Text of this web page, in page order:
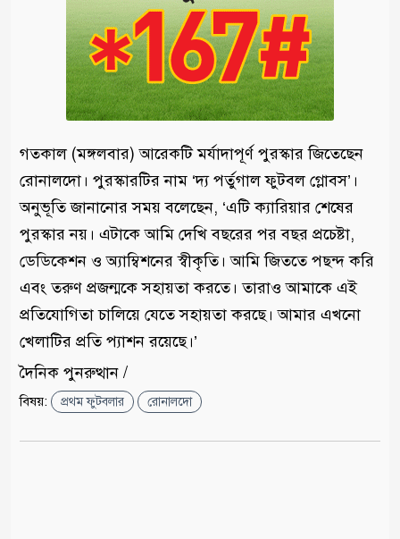
গতকাল (মঙ্গলবার) আরেকটি মর্যাদাপূর্ণ পুরস্কার জিতেছেন
রোনালদো। পুরস্কারটির নাম ‘দ্য পর্তুগাল ফুটবল গ্লোবস’।
অনুভূতি জানানোর সময় বলেছেন, ‘এটি ক্যারিয়ার শেষের
পুরস্কার নয়। এটাকে আমি দেখি বছরের পর বছর প্রচেষ্টা,
ডেডিকেশন ও অ্যাম্বিশনের স্বীকৃতি। আমি জিততে পছন্দ করি
এবং তরুণ প্রজন্মকে সহায়তা করতে। তারাও আমাকে এই
প্রতিযোগিতা চালিয়ে যেতে সহায়তা করছে। আমার এখনো
খেলাটির প্রতি প্যাশন রয়েছে।’
দৈনিক পুনরুত্থান /
বিষয়: প্রথম ফুটবলার রোনালদো